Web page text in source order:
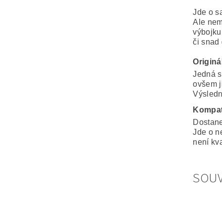
Jde o
Ale
či snad
Jedná
ovšem
Jde o
není